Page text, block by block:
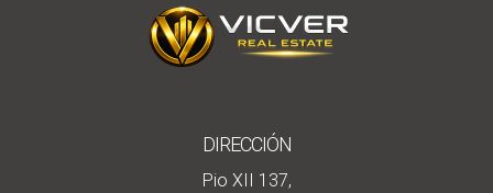
DIRECCIÓN
Pio XII 137,